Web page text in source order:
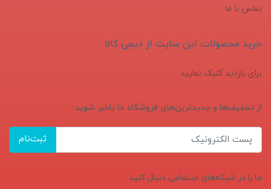
تماس با ما
خرید محصولات این سایت از دیجی کالا
برای بازدید کلیک نمایید
از تخفیف‌ها و جدیدترین‌های فروشگاه ما باخبر شوید:
ثبت‌نام
ما را در شبکه‌های اجتماعی دنبال کنید: